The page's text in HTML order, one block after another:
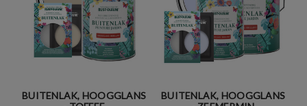
BUITENLAK, HOOGGLANS
BUITENLAK, HOOGGLANS